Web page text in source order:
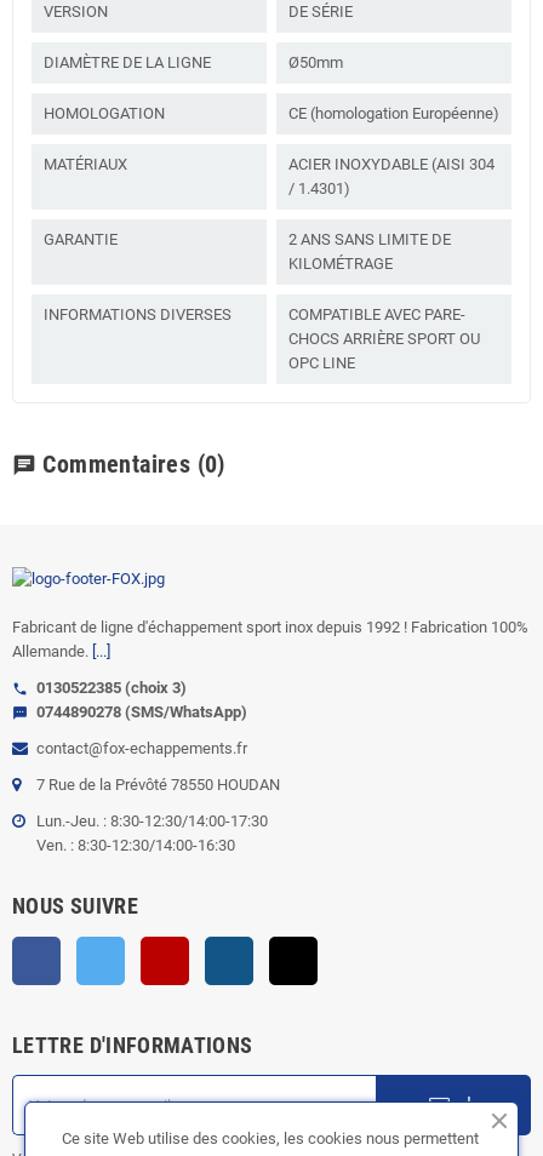
VERSION DE SÉRIE
DIAMÈTRE DE LA LIGNE Ø50mm
HOMOLOGATION CE (homologation Européenne)
MATÉRIAUX
ACIER INOXYDABLE (AISI 304
/ 1.4301)
GARANTIE
2 ANS SANS LIMITE DE
KILOMÉTRAGE
INFORMATIONS DIVERSES
COMPATIBLE AVEC PARE-
CHOCS ARRIÈRE SPORT OU
OPC LINE
chat Commentaires (0)
Fabricant de ligne d'échappement sport inox depuis 1992 ! Fabrication 100%
Allemande. [...]
call 0130522385 (choix 3)
sms
0744890278 (SMS/WhatsApp)
contact@fox-echappements.fr
7 Rue de la Prévôté 78550 HOUDAN
Lun.-Jeu. : 8:30-12:30/14:00-17:30
Ven. : 8:30-12:30/14:00-16:30
NOUS SUIVRE
LETTRE D'INFORMATIONS
ok
Ce site Web utilise des cookies, les cookies nous permettent